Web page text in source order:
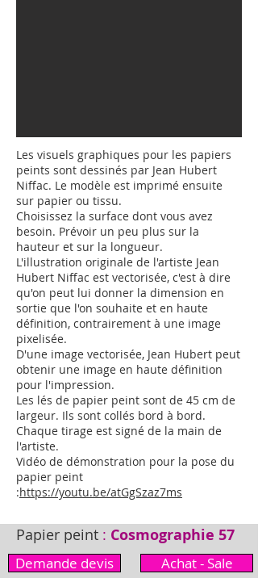
Les visuels graphiques pour les papiers
peints sont dessinés par Jean Hubert
Niffac. Le modèle est imprimé ensuite
sur papier ou tissu.
Choisissez la surface dont vous avez
besoin. Prévoir un peu plus sur la
hauteur et sur la longueur.
L'illustration originale de l'artiste Jean
Hubert Niffac est vectorisée, c'est à dire
qu'on peut lui donner la dimension en
sortie que l'on souhaite et en haute
définition, contrairement à une image
pixelisée.
D'une image vectorisée, Jean Hubert peut
obtenir une image en haute définition
pour l'impression.
Les lés de papier peint sont de 45 cm de
largeur. Ils sont collés bord à bord.
Chaque tirage est signé de la main de
l'artiste.
Vidéo de démonstration pour la pose du
papier peint
:https://youtu.be/atGgSzaz7ms
Papier peint : Cosmographie 57
Demande devis Achat - Sale